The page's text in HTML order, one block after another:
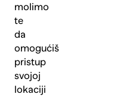
molimo
te
da
omogućiš
pristup
svojoj
lokaciji